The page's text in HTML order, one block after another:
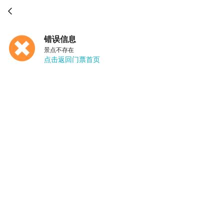

错误信息
景点不存在
点击返回门票首页